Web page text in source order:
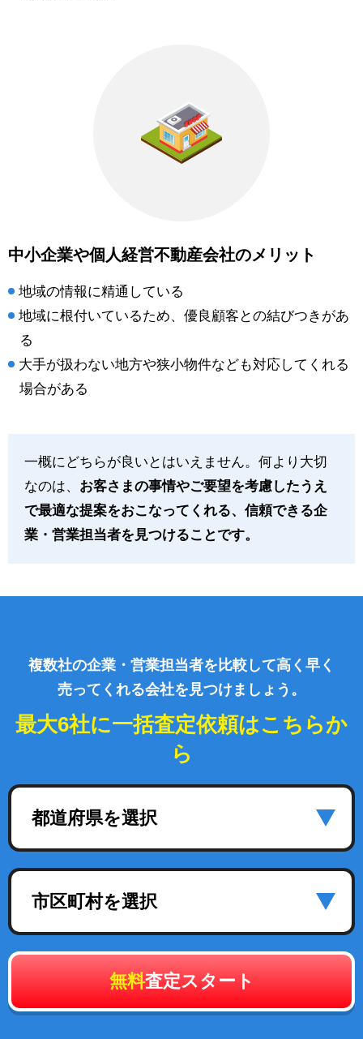
中小企業や個人経営不動産会社のメリット
地域の情報に精通している
地域に根付いているため、優良顧客との結びつきがあ
る
大手が扱わない地方や狭小物件なども対応してくれる
場合がある
一概にどちらが良いとはいえません。何より大切
なのは、 お客さまの事情やご要望を考慮したうえ
で最適な提案をおこなってくれる、信頼できる企
業・営業担当者を見つけることです。
複数社の企業・営業担当者を比較して高く早く
売ってくれる会社を見つけましょう。
最大6社に一括査定依頼はこちらか
ら
都道府県を選択
市区町村を選択
無料査定スタート